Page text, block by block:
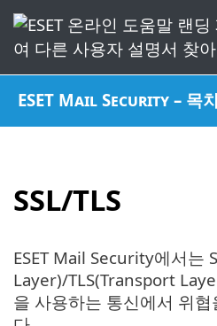
ESET Mail Security – 목
SSL/TLS
ESET Mail Security에서는
Layer)/TLS(Transport
을 사용하는 통신에서 위